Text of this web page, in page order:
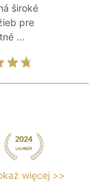
široké
pre
...
więcej >>